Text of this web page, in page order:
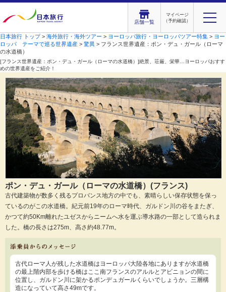
店舗一覧
マイページ
（予約確認）
日本旅行 トップ> 海外旅行・海外ツアー > ヨーロッパ旅行・ヨーロッパツアー特集 > ヨー
ロッパ テーマで巡る世界遺産 > 驚異 > フランス世界遺産：ポン・デュ・ガール（ローマ
の水道橋）
[フランス世界遺産：ポン・デュ・ガール（ローマの水道橋）]絶景、荘厳、栄華…ヨーロッパおすす
めの世界遺産をご紹介！
ポン・デュ・ガール（ローマの水道橋）(フランス)
古代建築物が数多く残るプロバンス地方の中でも、素晴らしい保存状態を保っ
ているのがこの水道橋。紀元前19年のローマ時代、ガルドン川の谷をまたぎ、
かつて約50Km離れたユゼスからニームへ水を運ぶ導水路の一部として造られま
した。橋の長さは275m、高さ約48.77m。
古代ローマ人が残した水道橋はヨーロッパ大陸各地にありますが水道橋
の最上階内部を歩ける橋はここ南フランスのアルルとアビニョンの間に
位置し、ガルドン川に架かるポンデュガールくらいでしょうか。三層構
造になっていて高さ49mです。